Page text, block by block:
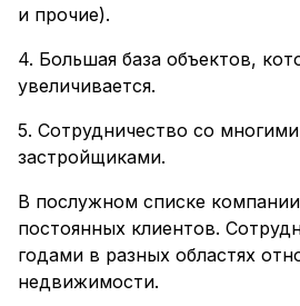
и прочие).
4. Большая база объектов,
увеличивается.
5. Сотрудничество со
застройщиками.
В послужном списке
постоянных клиентов.
годами в разных областях
недвижимости.